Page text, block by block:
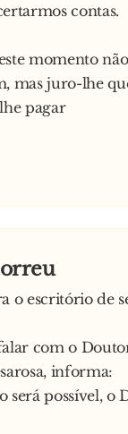
ele dança
com uma
os
notas no
saem para
Dirigiu-
novamente:·
faz isso
Agora
Ele é assessor
vergonha
meus colegas!
por Luís
contas.
momento
mas juro-lhe
pagar
o escritório de
com o
informa:
será possível, o